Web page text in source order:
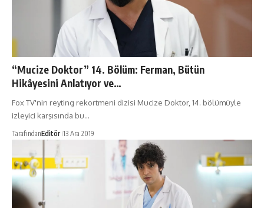
“Mucize Doktor” 14. Bölüm: Ferman, Bütün
Hikâyesini Anlatıyor ve…
Fox TV'nin reyting rekortmeni dizisi Mucize Doktor, 14. bölümüyle
izleyici karşısında bu…
TarafındanEditör 13 Ara 2019